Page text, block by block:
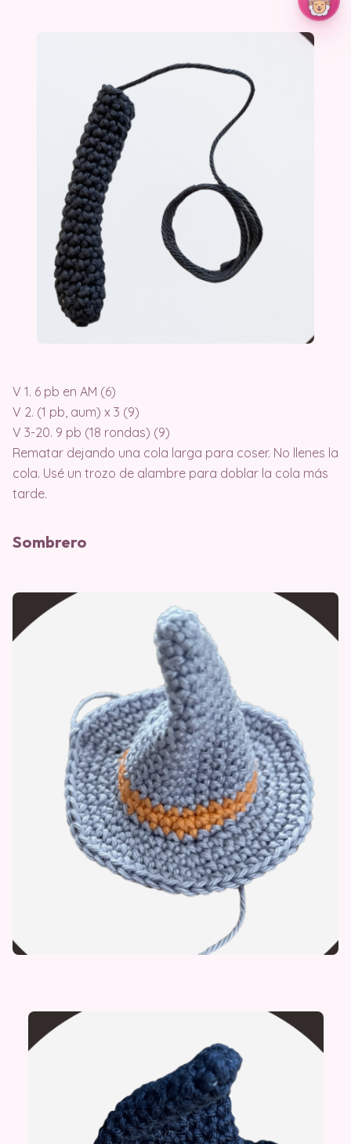
V 1. 6 pb en AM (6)
V 2. (1 pb, aum) x 3 (9)
V 3-20. 9 pb (18 rondas) (9)
Rematar dejando una cola larga para coser. No llenes la
cola. Usé un trozo de alambre para doblar la cola más
tarde.
Sombrero